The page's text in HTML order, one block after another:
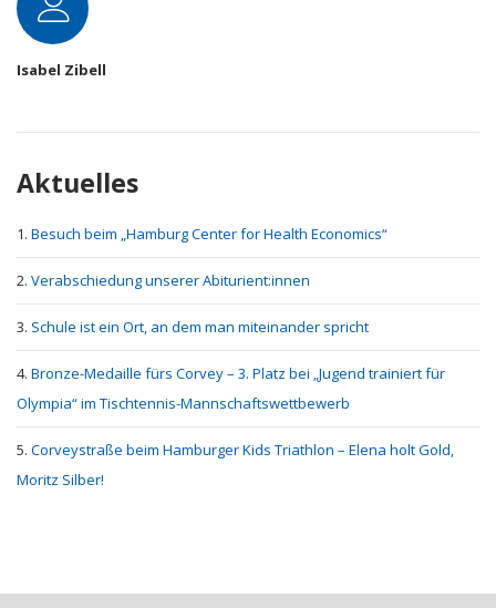
Isabel Zibell
Aktuelles
Besuch beim „Hamburg Center for Health Economics“
Verabschiedung unserer Abiturient:innen
Schule ist ein Ort, an dem man miteinander spricht
Bronze-Medaille fürs Corvey – 3. Platz bei „Jugend trainiert für
Olympia“ im Tischtennis-Mannschaftswettbewerb
Corveystraße beim Hamburger Kids Triathlon – Elena holt Gold,
Moritz Silber!